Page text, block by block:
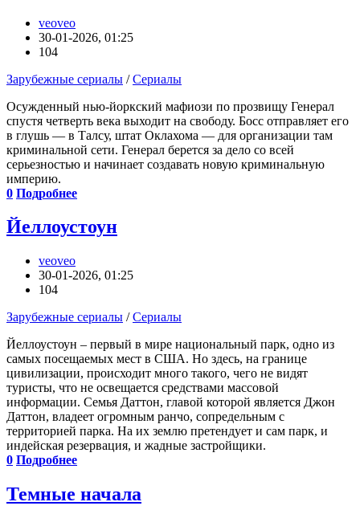
veoveo
30-01-2026, 01:25
104
Зарубежные сериалы /Сериалы
Осужденный нью-йоркский мафиози по прозвищу Генерал
спустя четверть века выходит на свободу. Босс отправляет его
в глушь — в Талсу, штат Оклахома — для организации там
криминальной сети. Генерал берется за дело со всей
серьезностью и начинает создавать новую криминальную
империю.
0 Подробнее
Йеллоустоун
veoveo
30-01-2026, 01:25
104
Зарубежные сериалы /Сериалы
Йеллоустоун – первый в мире национальный парк, одно из
самых посещаемых мест в США. Но здесь, на границе
цивилизации, происходит много такого, чего не видят
туристы, что не освещается средствами массовой
информации. Семья Даттон, главой которой является Джон
Даттон, владеет огромным ранчо, сопредельным с
территорией парка. На их землю претендует и сам парк, и
индейская резервация, и жадные застройщики.
0 Подробнее
Темные начала